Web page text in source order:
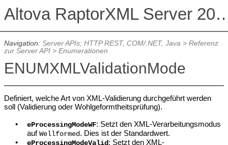
Altova
Navigation: Server APIs; HTTP REST, COM/.NET, Java> Referenz
zur Server API> Enumerationen
ENUMXMLValidationMode
Definiert, welche Art von XML-Validierung durchgeführt werden
soll (Validierung oder Wohlgeformtheitsprüfung).
•
eProcessingModeWF: Setzt den XML-Verarbeitungsmodus
aufWellformed. Dies ist der Standardwert.
•
eProcessingModeValid: Setzt den XML-